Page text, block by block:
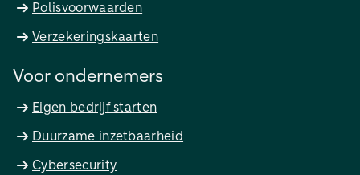
Polisvoorwaarden
Verzekeringskaarten
Voor ondernemers
Eigen bedrijf starten
Duurzame inzetbaarheid
Cybersecurity